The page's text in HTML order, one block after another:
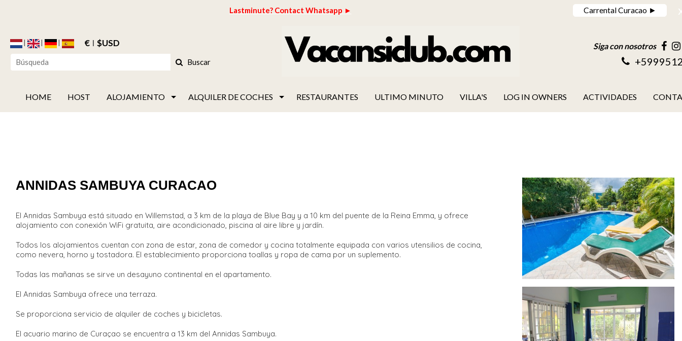
Lastminute? Contact Whatsapp ► Carrental Curacao ►
€ $USD
Buscar
Siga con nosotros
HOME HOST ALOJAMIENTO ALQUILER DE COCHES RESTAURANTES ULTIMO MINUTO VILLA'S LOG IN OWNERS ACTIVIDADES
ANNIDAS SAMBUYA CURACAO
El Annidas Sambuya está situado en Willemstad, a 3 km de la playa de Blue Bay y a 10 km del puente de la Reina Emma, y ofrece
alojamiento con conexión WiFi gratuita, aire acondicionado, piscina al aire libre y jardín.
Todos los alojamientos cuentan con zona de estar, zona de comedor y cocina totalmente equipada con varios utensilios de cocina,
como nevera, horno y tostadora. El establecimiento proporciona toallas y ropa de cama por un suplemento.
Todas las mañanas se sirve un desayuno continental en el apartamento.
El Annidas Sambuya ofrece una terraza.
Se proporciona servicio de alquiler de coches y bicicletas.
El acuario marino de Curaçao se encuentra a 13 km del Annidas Sambuya.